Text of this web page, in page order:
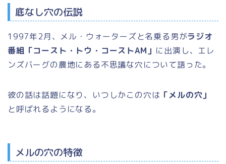
底なし穴の伝説
1997年2月、メル・ウォーターズと名乗る男がラジオ
番組「コースト・トウ・コーストAM」 に出演し、エレ
ンズバーグの農地にある不思議な穴について語った。
彼の話は話題になり、いつしかこの穴は 「メルの穴」
と呼ばれるようになる。
メルの穴の特徴